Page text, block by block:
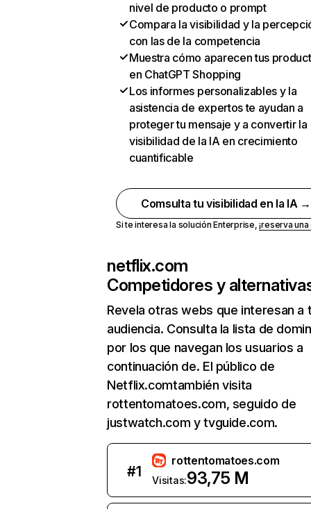
nivel de producto o prompt
Compara la visibilidad y la
con las de la competencia
Muestra cómo aparecen tus
en ChatGPT Shopping
Los informes personalizables y la
asistencia de expertos te ayudan a
proteger tu mensaje y a convertir la
visibilidad de la IA en crecimiento
cuantificable
Comsulta tu visibilidad en la IA →
Si te interesa la solución Enterprise,¡reserva
netflix.com
Competidores y
Revela otras webs que interesan a
audiencia. Consulta la lista de
por los que navegan los usuarios a
continuación de. El público de
Netflix.comtambién visita
rottentomatoes.com, seguido de
justwatch.com y tvguide.com.
#1
rottentomatoes.com
Visitas:93,75 M